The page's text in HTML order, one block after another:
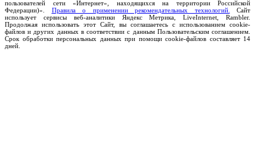
пользователей сети «Интернет», находящихся на территории Российской
Федерации)». Правила о применении рекомендательных технологий.
Сайт
использует сервисы веб-аналитики Яндекс Метрика, LiveInternet, Rambler.
Продолжая использовать этот Сайт, вы соглашаетесь с использованием cookie-
файлов и других данных в соответствии с данным Пользовательским соглашением.
Срок обработки персональных данных при помощи cookie-файлов составляет 14
дней.